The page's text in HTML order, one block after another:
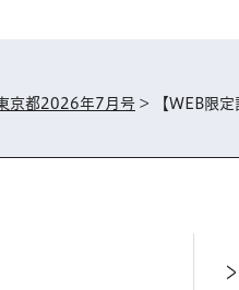
京都2026年7月号 > 【WEB限